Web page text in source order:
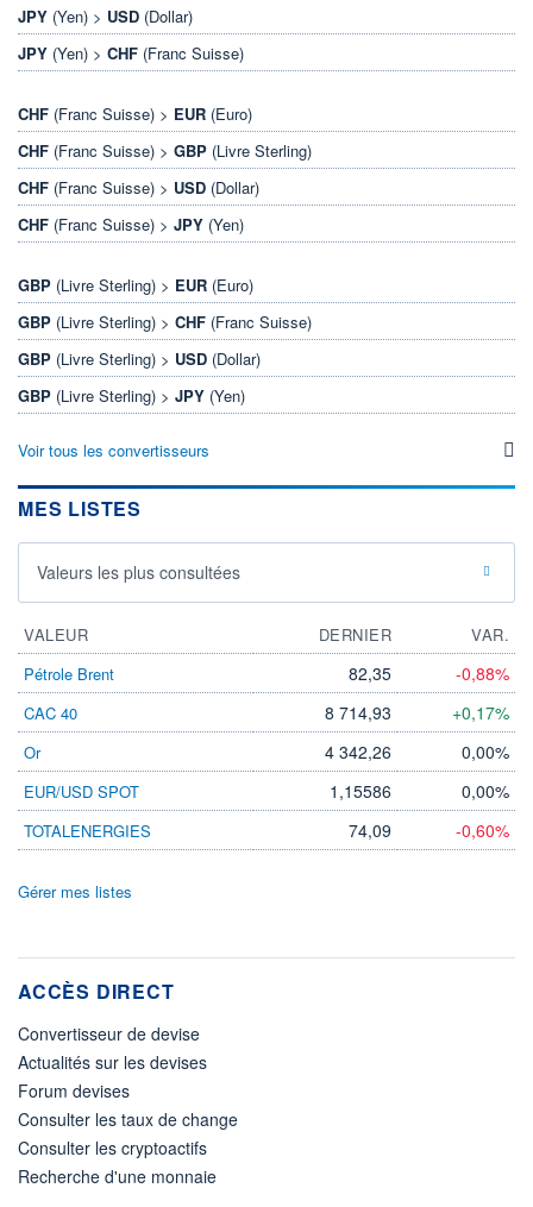
JPY (Yen) > USD (Dollar)
JPY (Yen) > CHF (Franc Suisse)
CHF (Franc Suisse) > EUR (Euro)
CHF (Franc Suisse) > GBP (Livre Sterling)
CHF (Franc Suisse) > USD (Dollar)
CHF (Franc Suisse) > JPY (Yen)
GBP (Livre Sterling) > EUR (Euro)
GBP (Livre Sterling) > CHF (Franc Suisse)
GBP (Livre Sterling) > USD (Dollar)
GBP (Livre Sterling) > JPY (Yen)
Voir tous les convertisseurs
MES LISTES
Valeurs les plus consultées
VALEUR DERNIER
VAR.
Pétrole Brent
82,35 -0,88%
CAC 40 8 714,93 +0,17%
Or 4 342,26 0,00%
EUR/USD SPOT 1,15586 0,00%
TOTALENERGIES 74,09 -0,60%
Gérer mes listes
ACCÈS DIRECT
Convertisseur de devise
Actualités sur les devises
Forum devises
Consulter les taux de change
Consulter les cryptoactifs
Recherche d'une monnaie